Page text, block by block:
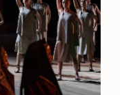
билеты на
заказа
и адрес
карта зала
места. После
доставку